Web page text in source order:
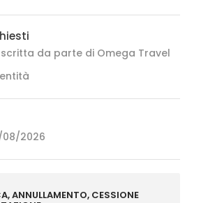
da parte di Omega Travel
2026
ANNULLAMENTO, CESSIONE